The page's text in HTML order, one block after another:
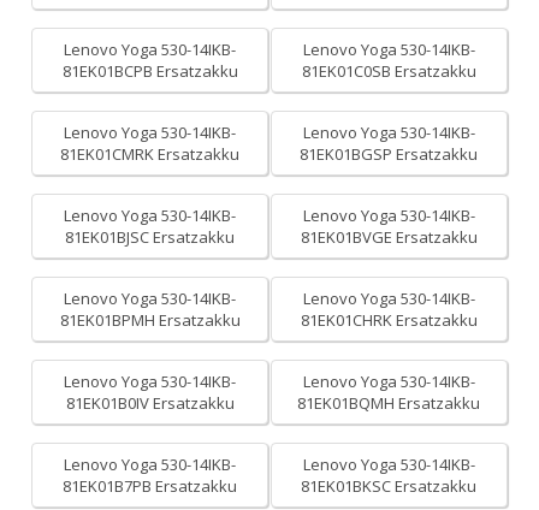
Lenovo Yoga 530-14IKB-
81EK01BCPB Ersatzakku
Lenovo Yoga 530-14IKB-
81EK01C0SB Ersatzakku
Lenovo Yoga 530-14IKB-
81EK01CMRK Ersatzakku
Lenovo Yoga 530-14IKB-
81EK01BGSP Ersatzakku
Lenovo Yoga 530-14IKB-
81EK01BJSC Ersatzakku
Lenovo Yoga 530-14IKB-
81EK01BVGE Ersatzakku
Lenovo Yoga 530-14IKB-
81EK01BPMH Ersatzakku
Lenovo Yoga 530-14IKB-
81EK01CHRK Ersatzakku
Lenovo Yoga 530-14IKB-
81EK01B0IV Ersatzakku
Lenovo Yoga 530-14IKB-
81EK01BQMH Ersatzakku
Lenovo Yoga 530-14IKB-
81EK01B7PB Ersatzakku
Lenovo Yoga 530-14IKB-
81EK01BKSC Ersatzakku